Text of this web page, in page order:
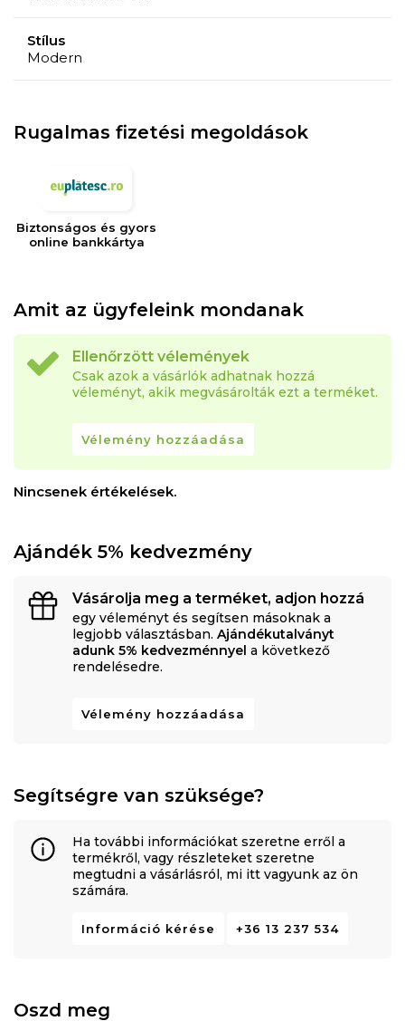
Stílus
Modern
Rugalmas fizetési megoldások
Biztonságos és gyors
online bankkártya
Amit az ügyfeleink mondanak
Ellenőrzött vélemények
Csak azok a vásárlók adhatnak hozzá
véleményt, akik megvásárolták ezt a terméket.
Vélemény hozzáadása
Nincsenek értékelések.
Ajándék 5% kedvezmény
Vásárolja meg a terméket, adjon hozzá
egy véleményt és segítsen másoknak a
legjobb választásban. Ajándékutalványt
adunk 5% kedvezménnyel a következő
rendelésedre.
Vélemény hozzáadása
Segítségre van szüksége?
Ha további információkat szeretne erről a
termékről, vagy részleteket szeretne
megtudni a vásárlásról, mi itt vagyunk az ön
számára.
Információ kérése +36 13 237 534
Oszd meg